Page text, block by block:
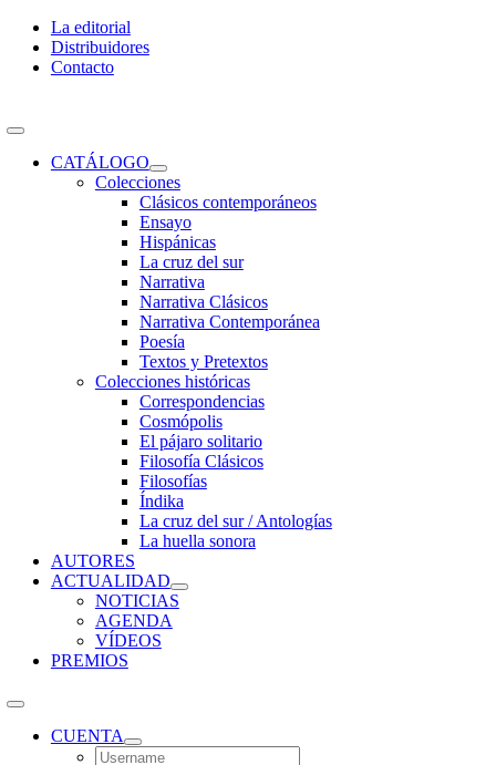
Skip
content
La editorial
Distribuidores
Contacto
Toggle
NavigationCATÁLOGO
Colecciones
Clásicos contemporáneos
Ensayo
Hispánicas
La cruz del sur
Narrativa
Narrativa Clásicos
Narrativa Contemporánea
Poesía
Textos y Pretextos
Colecciones históricas
Correspondencias
Cosmópolis
El pájaro solitario
Filosofía Clásicos
Filosofías
Índika
La cruz del sur / Antologías
La huella sonora
AUTORES
ACTUALIDAD
NOTICIAS
AGENDA
VÍDEOS
PREMIOS
CUENTA
Username: